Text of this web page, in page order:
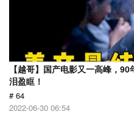
【越哥】国产电影又一高峰，
泪盈眶！
# 64
2022-06-30 06:54